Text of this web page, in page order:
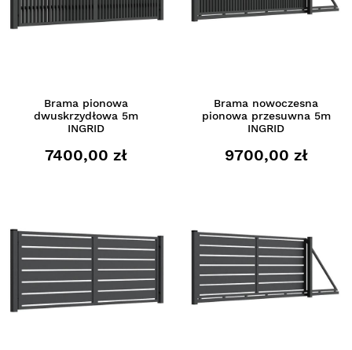
Brama pionowa
dwuskrzydłowa 5m
INGRID
7400,00 zł
Brama nowoczesna
pionowa przesuwna 5m
INGRID
9700,00 zł